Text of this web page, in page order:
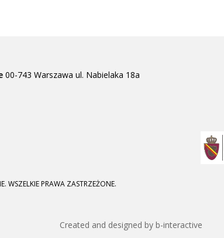
00-743 Warszawa ul. Nabielaka 18a
WSZELKIE PRAWA ZASTRZEŻONE.
Created and designed by b-interactive